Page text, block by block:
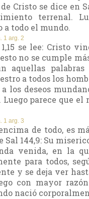
Cristo se dice en
terrenal.
a todo el mundo.
1 arg. 2
se lee: Cristo
no se cumple
aquellas
a todos los
los deseos
Luego parece que
1 arg. 3
de todo, es
Sal 144,9: Su
venida, en la
para todos,
y se deja ver
con mayor
nació